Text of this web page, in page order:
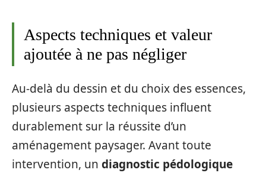
Aspects techniques et valeur
ajoutée à ne pas négliger
Au-delà du dessin et du choix des essences,
plusieurs aspects techniques influent
durablement sur la réussite d’un
aménagement paysager. Avant toute
intervention, un diagnostic pédologique